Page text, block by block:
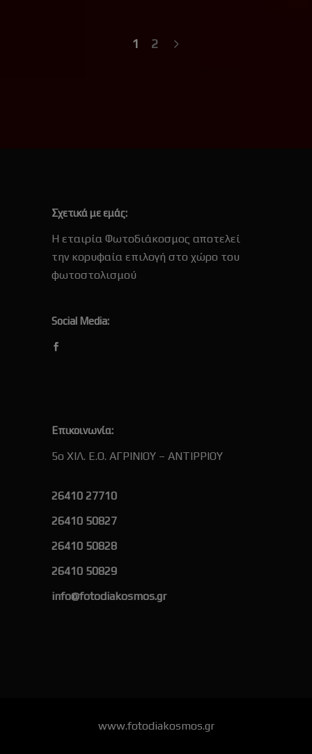
1 2
Σχετικά με εμάς:
Η εταιρία Φωτοδιάκοσμος αποτελεί
την κορυφαία επιλογή στο χώρο του
φωτοστολισμού
Social Media:
Επικοινωνία:
5ο ΧΙΛ. Ε.Ο. ΑΓΡΙΝΙΟΥ – ΑΝΤΙΡΡΙΟΥ
26410 27710
26410 50827
26410 50828
26410 50829
info@fotodiakosmos.gr
www.fotodiakosmos.gr